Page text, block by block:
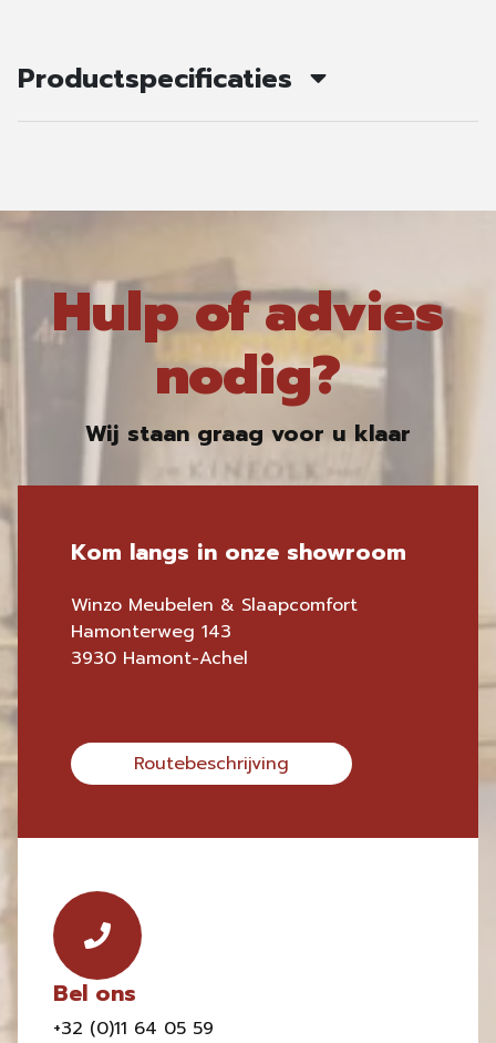
Productspecificaties
Hulp of advies
nodig?
Wij staan graag voor u klaar
Kom langs in onze showroom
Winzo Meubelen & Slaapcomfort
Hamonterweg 143
3930 Hamont-Achel
Routebeschrijving
Bel ons
+32 (0)11 64 05 59